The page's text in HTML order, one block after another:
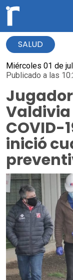
SALUD
Miércoles 01 de
Publicado a las
Valdivia
COVID-
inició